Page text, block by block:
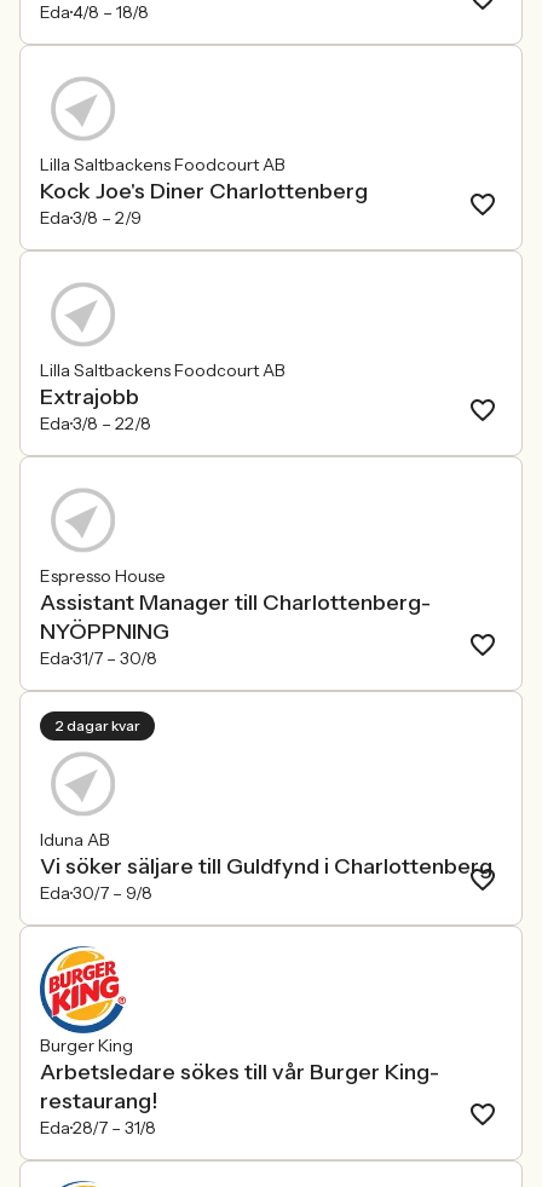
Eda4/8 – 18/8
Lilla Saltbackens Foodcourt AB
Kock Joe's Diner Charlottenberg
Eda3/8 – 2/9
Lilla Saltbackens Foodcourt AB
Extrajobb
Eda3/8 – 22/8
Espresso House
Assistant Manager till Charlottenberg-
NYÖPPNING
Eda31/7 – 30/8
2 dagar kvar
Iduna AB
Vi söker säljare till Guldfynd i Charlottenberg
Eda30/7 – 9/8
Burger King
Arbetsledare sökes till vår Burger King-
restaurang!
Eda28/7 – 31/8